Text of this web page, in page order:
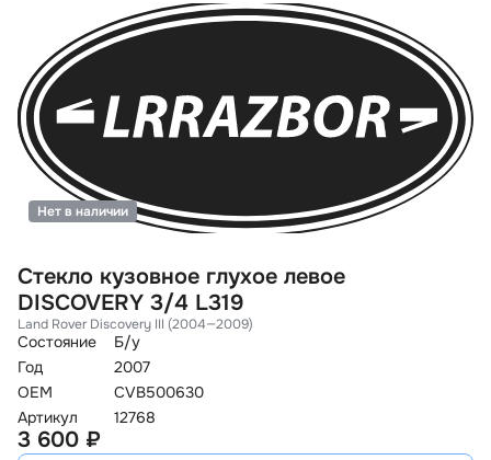
Стекло кузовное глухое левое
DISCOVERY 3/4 L319
Land Rover Discovery III (2004—2009)
Состояние
Б/у
Год
2007
OEM
CVB500630
Артикул
12768
Нет в наличии
3 600 ₽